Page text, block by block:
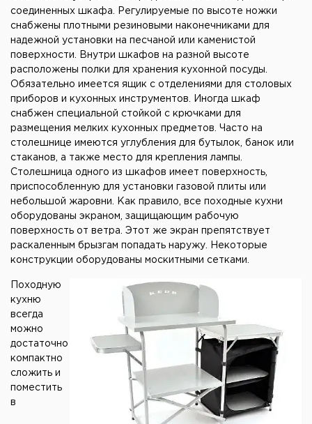
соединенных шкафа. Регулируемые по высоте ножки
снабжены плотными резиновыми наконечниками для
надежной установки на песчаной или каменистой
поверхности. Внутри шкафов на разной высоте
расположены полки для хранения кухонной посуды.
Обязательно имеется ящик с отделениями для столовых
приборов и кухонных инструментов. Иногда шкаф
снабжен специальной стойкой с крючками для
размещения мелких кухонных предметов. Часто на
столешнице имеются углубления для бутылок, банок или
стаканов, а также место для крепления лампы.
Столешница одного из шкафов имеет поверхность,
приспособленную для установки газовой плиты или
небольшой жаровни. Как правило, все походные кухни
оборудованы экраном, защищающим рабочую
поверхность от ветра. Этот же экран препятствует
раскаленным брызгам попадать наружу. Некоторые
конструкции оборудованы москитными сетками.
Походную
кухню
всегда
можно
достаточно
компактно
сложить и
поместить
в